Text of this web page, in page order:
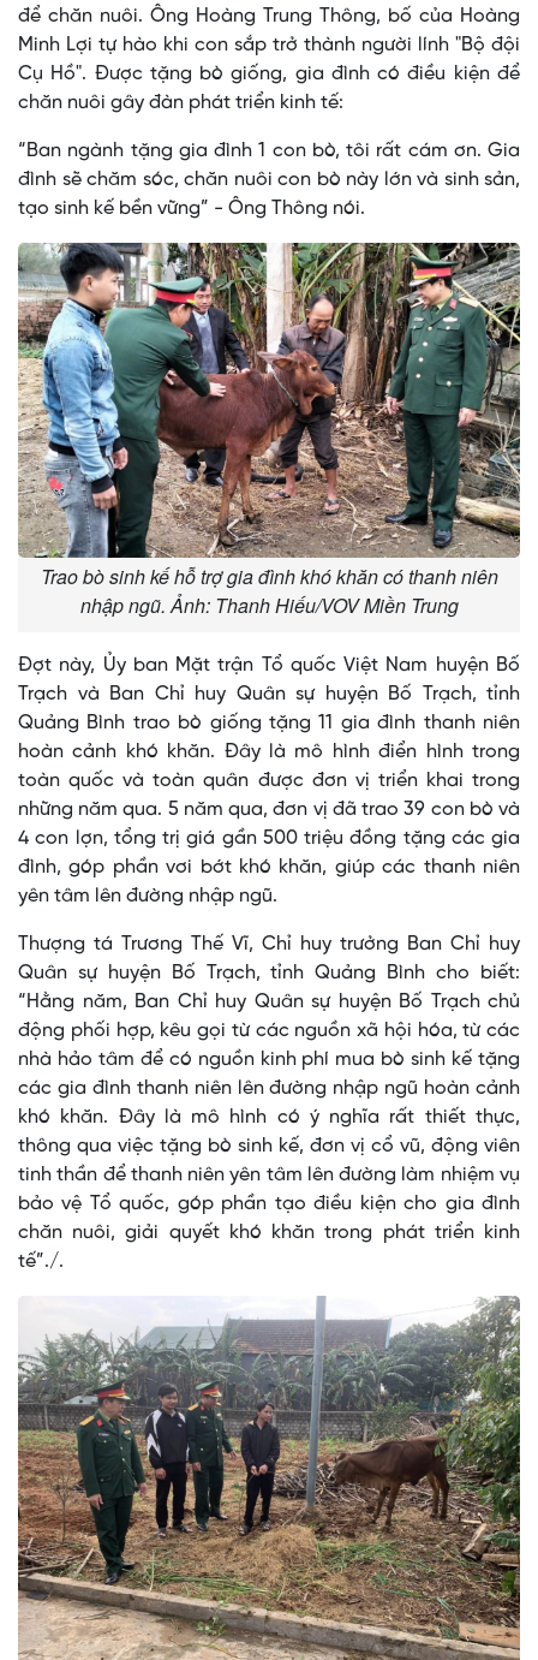
để chăn nuôi. Ông Hoàng Trung Thông, bố của Hoàng
Minh Lợi tự hào khi con sắp trở thành người lính "Bộ đội
Cụ Hồ". Được tặng bò giống, gia đình có điều kiện để
chăn nuôi gây đàn phát triển kinh tế:
“Ban ngành tặng gia đình 1 con bò, tôi rất cám ơn. Gia
đình sẽ chăm sóc, chăn nuôi con bò này lớn và sinh sản,
tạo sinh kế bền vững” - Ông Thông nói.
Trao bò sinh kế hỗ trợ gia đình khó khăn có thanh niên
nhập ngũ. Ảnh: Thanh Hiếu/VOV Miền Trung
Đợt này, Ủy ban Mặt trận Tổ quốc Việt Nam huyện Bố
Trạch và Ban Chỉ huy Quân sự huyện Bố Trạch, tỉnh
Quảng Bình trao bò giống tặng 11 gia đình thanh niên
hoàn cảnh khó khăn. Đây là mô hình điển hình trong
toàn quốc và toàn quân được đơn vị triển khai trong
những năm qua. 5 năm qua, đơn vị đã trao 39 con bò và
4 con lợn, tổng trị giá gần 500 triệu đồng tặng các gia
đình, góp phần vơi bớt khó khăn, giúp các thanh niên
yên tâm lên đường nhập ngũ.
Thượng tá Trương Thế Vĩ, Chỉ huy trưởng Ban Chỉ huy
Quân sự huyện Bố Trạch, tỉnh Quảng Bình cho biết:
“Hằng năm, Ban Chỉ huy Quân sự huyện Bố Trạch chủ
động phối hợp, kêu gọi từ các nguồn xã hội hóa, từ các
nhà hảo tâm để có nguồn kinh phí mua bò sinh kế tặng
các gia đình thanh niên lên đường nhập ngũ hoàn cảnh
khó khăn. Đây là mô hình có ý nghĩa rất thiết thực,
thông qua việc tặng bò sinh kế, đơn vị cổ vũ, động viên
tinh thần để thanh niên yên tâm lên đường làm nhiệm vụ
bảo vệ Tổ quốc, góp phần tạo điều kiện cho gia đình
chăn nuôi, giải quyết khó khăn trong phát triển kinh
tế”./.